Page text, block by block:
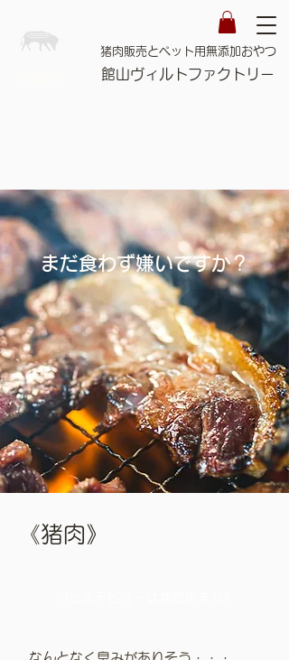
猪肉販売とペット用無添加おやつ
館山ヴィルトファクトリー
まだ食わず嫌いですか？
​《猪肉》